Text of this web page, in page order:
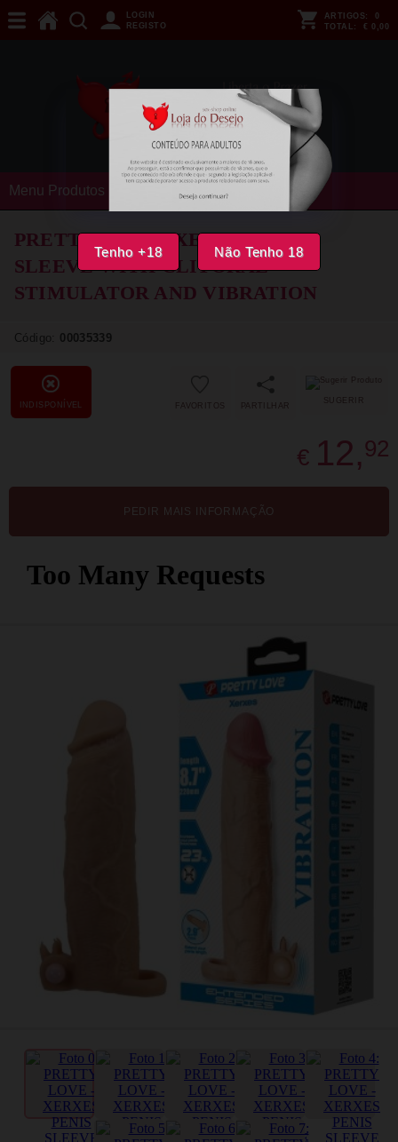
Tenho +18 Não Tenho 18
LOGIN
REGISTO
ARTIGOS:
0
TOTAL: € 0,00
Menu Produtos
PRETTY LOVE - XERXES PENIS
SLEEVE WITH CLITORAL
STIMULATOR AND VIBRATION
Código: 00035339
INDISPONÍVEL SUGERIR
FAVORITOS
€ 12,92
PEDIR MAIS INFORMAÇÃO